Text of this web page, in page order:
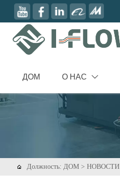
ДОМ О НАС 
 Должность:ДОМ >НОВОСТИ